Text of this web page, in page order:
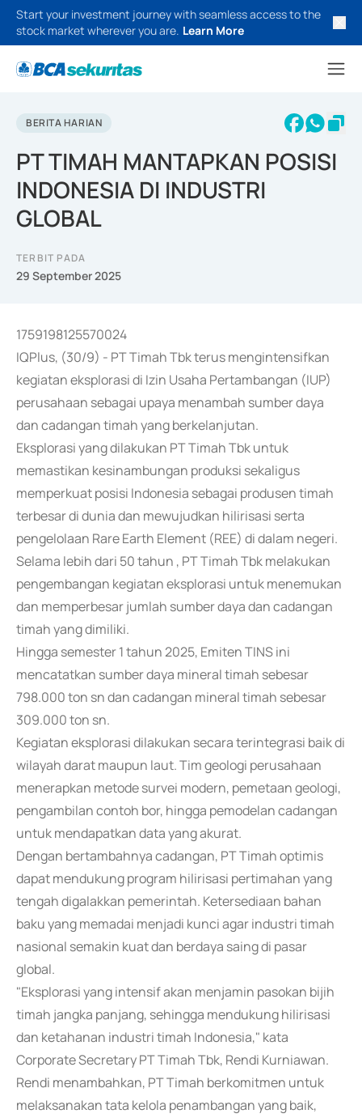
Start your investment journey with seamless access to the
stock market wherever you are. Learn More
BERITA HARIAN
PT TIMAH MANTAPKAN POSISI
INDONESIA DI INDUSTRI
GLOBAL
TERBIT PADA
29 September 2025
1759198125570024
IQPlus, (30/9) - PT Timah Tbk terus mengintensifkan
kegiatan eksplorasi di Izin Usaha Pertambangan (IUP)
perusahaan sebagai upaya menambah sumber daya
dan cadangan timah yang berkelanjutan.
Eksplorasi yang dilakukan PT Timah Tbk untuk
memastikan kesinambungan produksi sekaligus
memperkuat posisi Indonesia sebagai produsen timah
terbesar di dunia dan mewujudkan hilirisasi serta
pengelolaan Rare Earth Element (REE) di dalam negeri.
Selama lebih dari 50 tahun , PT Timah Tbk melakukan
pengembangan kegiatan eksplorasi untuk menemukan
dan memperbesar jumlah sumber daya dan cadangan
timah yang dimiliki.
Hingga semester 1 tahun 2025, Emiten TINS ini
mencatatkan sumber daya mineral timah sebesar
798.000 ton sn dan cadangan mineral timah sebesar
309.000 ton sn.
Kegiatan eksplorasi dilakukan secara terintegrasi baik di
wilayah darat maupun laut. Tim geologi perusahaan
menerapkan metode survei modern, pemetaan geologi,
pengambilan contoh bor, hingga pemodelan cadangan
untuk mendapatkan data yang akurat.
Dengan bertambahnya cadangan, PT Timah optimis
dapat mendukung program hilirisasi pertimahan yang
tengah digalakkan pemerintah. Ketersediaan bahan
baku yang memadai menjadi kunci agar industri timah
nasional semakin kuat dan berdaya saing di pasar
global.
"Eksplorasi yang intensif akan menjamin pasokan bijih
timah jangka panjang, sehingga mendukung hilirisasi
dan ketahanan industri timah Indonesia," kata
Corporate Secretary PT Timah Tbk, Rendi Kurniawan.
Rendi menambahkan, PT Timah berkomitmen untuk
melaksanakan tata kelola penambangan yang baik,